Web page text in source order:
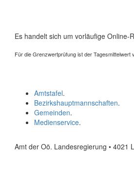
Es handelt sich um vorläufige Online-
Für die Grenzwertprüfung ist der
Amtstafel.
Bezirkshauptmannschaften.
Gemeinden.
Medienservice.
Amt der Oö. Landesregierung • 4021